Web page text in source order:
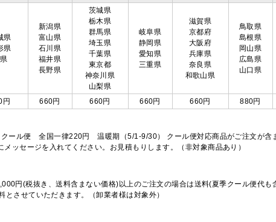
県
県
県
新潟県
富山県
石川県
福井県
長野県
茨城県
栃木県
群馬県
埼玉県
千葉県
東京都
神奈川県
山梨県
岐阜県
静岡県
愛知県
三重県
滋賀県
京都府
大阪府
兵庫県
奈良県
和歌山県
鳥取県
島根県
岡山県
広島県
山口県
円 660円 660円 660円 660円 880円
ール便 全国一律220円 温暖期（5/1-9/30） クール便対応商品がご注文が含
ッセージを入れてください。お見積もりします。（非対象商品あり）
円(税抜き、送料含まない価格)以上のご注文の場合は送料(夏季クール便代も
させていただきます。（卸業者様は対象外）